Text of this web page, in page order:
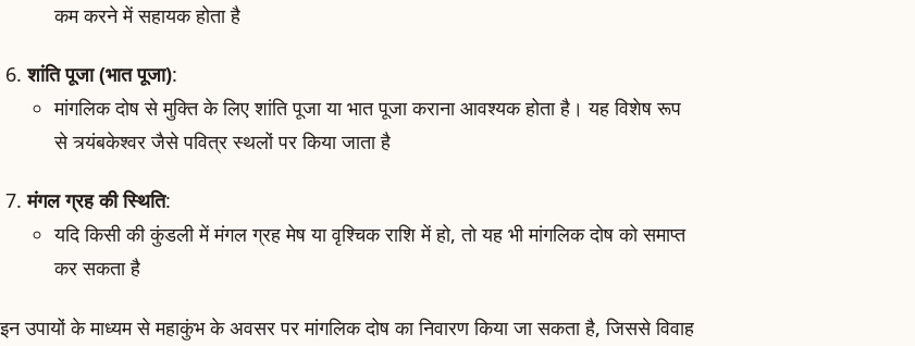
कम करने में सहायक होता है
शांति पूजा (भात पूजा):
मांगलिक दोष से मुक्ति के लिए शांति पूजा या भात पूजा कराना आवश्यक होता है। यह विशेष रूप
से त्र्यंबकेश्वर जैसे पवित्र स्थलों पर किया जाता है
मंगल ग्रह की स्थिति:
यदि किसी की कुंडली में मंगल ग्रह मेष या वृश्चिक राशि में हो, तो यह भी मांगलिक दोष को समाप्त
कर सकता है
इन उपायों के माध्यम से महाकुंभ के अवसर पर मांगलिक दोष का निवारण किया जा सकता है, जिससे विवाह